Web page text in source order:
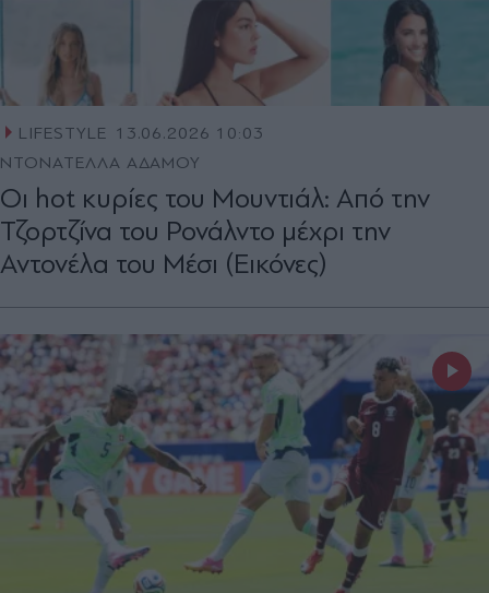
LIFESTYLE
13.06.2026 10:03
ΝΤΟΝΑΤΕΛΛΑ ΑΔΑΜΟΥ
Οι hot κυρίες του Μουντιάλ: Από την
Τζορτζίνα του Ρονάλντο μέχρι την
Αντονέλα του Μέσι (Εικόνες)